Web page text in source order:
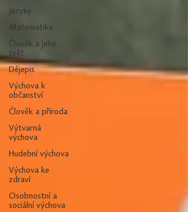
Jazyky
Matematika
Člověk a jeho
svět
Dějepis
Výchova k
občanství
Člověk a příroda
Výtvarná
výchova
Hudební výchova
Výchova ke
zdraví
Osobnostní a
sociální výchova